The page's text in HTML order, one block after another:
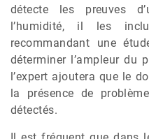
détecte les preuves
l’humidité, il les
recommandant une
déterminer l’ampleur du
l’expert ajoutera que le
la présence de
détectés.